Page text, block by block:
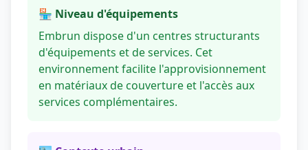
🏪 Niveau d'équipements
Embrun dispose d'un centres structurants
d'équipements et de services. Cet
environnement facilite l'approvisionnement
en matériaux de couverture et l'accès aux
services complémentaires.